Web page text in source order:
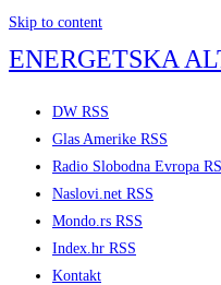
Skip to content
ENERGETSKA
DW RSS
Glas Amerike RSS
Radio Slobodna Evropa
Naslovi.net RSS
Mondo.rs RSS
Index.hr RSS
Kontakt